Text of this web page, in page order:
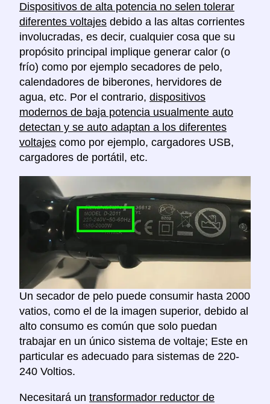
Dispositivos de alta potencia no selen tolerar
diferentes voltajes debido a las altas corrientes
involucradas, es decir, cualquier cosa que su
propósito principal implique generar calor (o
frío) como por ejemplo secadores de pelo,
calendadores de biberones, hervidores de
agua, etc. Por el contrario, dispositivos
modernos de baja potencia usualmente auto
detectan y se auto adaptan a los diferentes
voltajes como por ejemplo, cargadores USB,
cargadores de portátil, etc.
Un secador de pelo puede consumir hasta 2000
vatios, como el de la imagen superior, debido al
alto consumo es común que solo puedan
trabajar en un único sistema de voltaje; Este en
particular es adecuado para sistemas de 220-
240 Voltios.
Necesitará un transformador reductor de